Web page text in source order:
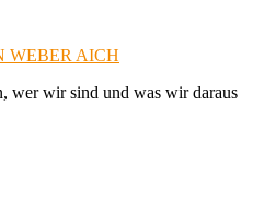
WEBER AICH
wer wir sind und was wir daraus